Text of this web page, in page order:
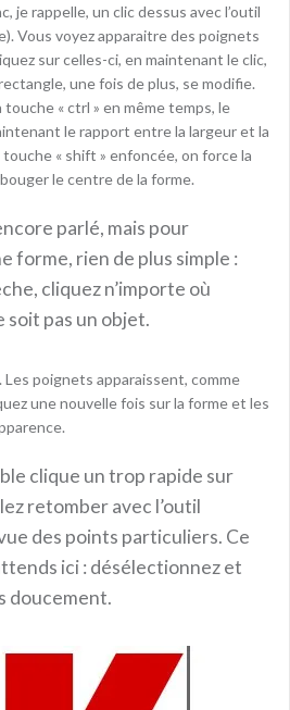
je rappelle, un clic dessus avec l’outil
Vous voyez apparaitre des poignets
sur celles-ci, en maintenant le clic,
une fois de plus, se modifie.
« ctrl » en même temps, le
le rapport entre la largeur et la
« shift » enfoncée, on force la
le centre de la forme.
parlé, mais pour
forme, rien de plus simple :
cliquez n’importe où
soit pas un objet.
poignets apparaissent, comme
une nouvelle fois sur la forme et les
clique un trop rapide sur
retomber avec l’outil
des points particuliers. Ce
ici : désélectionnez et
doucement.